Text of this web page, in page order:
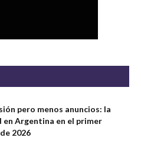
pero menos anuncios: la
en Argentina en el primer
2026